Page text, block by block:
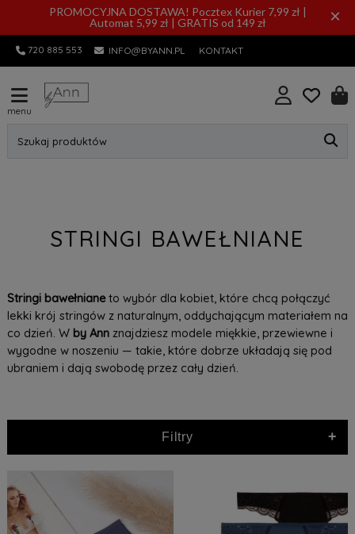
PROMOCYJNA DOSTAWA! Pocztex Kurier 7,99 zł |
Automat 5,99 zł | GRATIS od 149 zł
×
720 885 553 INFO@BYANN.PL KONTAKT
menu
Szukaj produktów
STRINGI BAWEŁNIANE
Stringi bawełnianeto wybór dla kobiet, które chcą połączyć
lekki krój stringów z naturalnym, oddychającym materiałem na
co dzień. W by Annznajdziesz modele miękkie, przewiewne i
wygodne w noszeniu — takie, które dobrze układają się pod
ubraniem i dają swobodę przez cały dzień.
Filtry +